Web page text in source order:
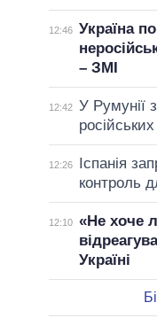
12:46 Україна
– ЗМІ
12:42 У Румунії
12:26
Іспанія
контроль
12:10 «Не хоче
Україні